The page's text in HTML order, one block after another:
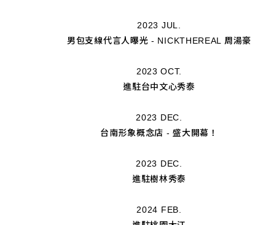
2023 JUL.
男包支線代言人曝光 - NICKTHEREAL 周湯豪
2023 OCT.
進駐台中文心秀泰
2023 DEC.
台南形象概念店 - 盛大開幕！
2023 DEC.
進駐樹林秀泰
2024 FEB.